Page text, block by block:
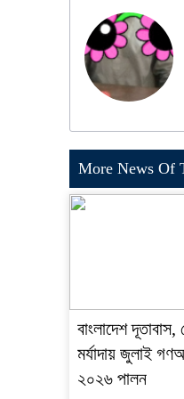
More News Of
বাংলাদেশ
মর্যাদায় জুলাই
২০২৬ পালন